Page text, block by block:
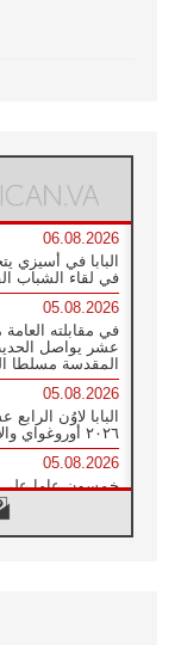
06.08.2026
البابا في أسيزي
في لقاء الشباب
05.08.2026
في مقابلته العامة
عشر يواصل
المقدسة مسلطا
05.08.2026
البابا لاوُن
٢٠٢٦ أوروغواي والأرجنتين وبيرو
05.08.2026
خمسون عاما على
الطوباوي إنريكي
05.08.2026